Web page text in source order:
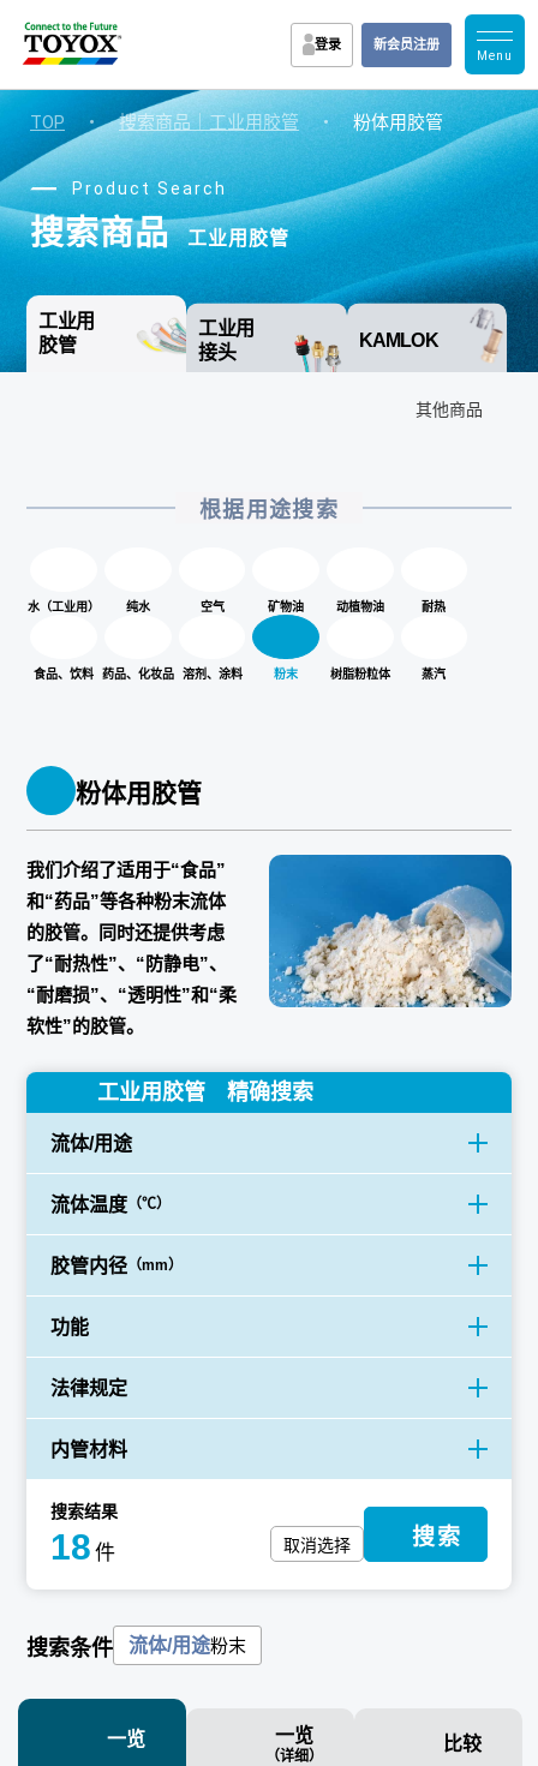
登录 新会员注册
TOP ・ 搜索商品｜工业用胶管 ・ 粉体用胶管
Product Search
搜索商品 工业用胶管
工业用
胶管
工业用
接头
KAMLOK
其他商品
根据用途搜索
水（工业用） 纯水 空气 矿物油 动植物油 耐热
食品、饮料 药品、化妆品 溶剂、涂料 粉末 树脂粉粒体 蒸汽
粉体用胶管
我们介绍了适用于“食品”
和“药品”等各种粉末流体
的胶管。同时还提供考虑
了“耐热性”、“防静电”、
“耐磨损”、“透明性”和“柔
软性”的胶管。
工业用胶管 精确搜索
流体/用途
流体温度 （℃）
胶管内径 （mm）
功能
法律规定
内管材料
搜索结果
18 件 取消选择 搜索
搜索条件 流体/用途粉末
一览 一览
（详细）
比较